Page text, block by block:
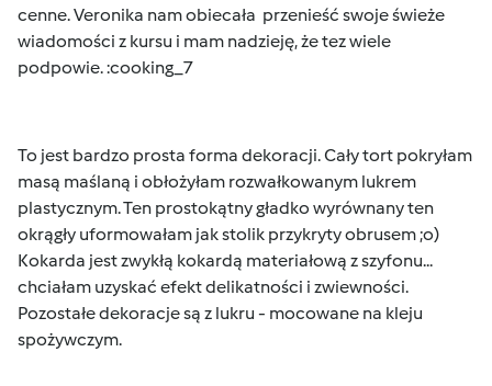
cenne. Veronika nam obiecała przenieść swoje świeże
wiadomości z kursu i mam nadzieję, że tez wiele
podpowie. :cooking_7
To jest bardzo prosta forma dekoracji. Cały tort pokryłam
masą maślaną i obłożyłam rozwałkowanym lukrem
plastycznym. Ten prostokątny gładko wyrównany ten
okrągły uformowałam jak stolik przykryty obrusem ;o)
Kokarda jest zwykłą kokardą materiałową z szyfonu...
chciałam uzyskać efekt delikatności i zwiewności.
Pozostałe dekoracje są z lukru - mocowane na kleju
spożywczym.